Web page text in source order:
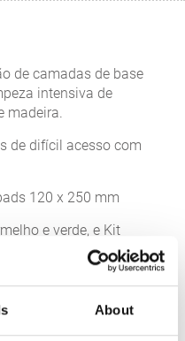
About
de camadas de base
intensiva de
madeira.
de difícil acesso com
120 x 250 mm
e verde, e Kit
disponíveis como
do sistema